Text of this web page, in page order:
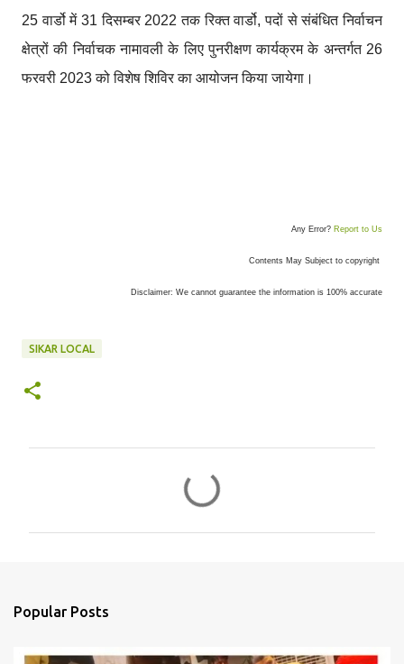
25 वार्डो में 31 दिसम्बर 2022 तक रिक्त वार्डो, पदों से संबंधित निर्वाचन
क्षेत्रों की निर्वाचक नामावली के लिए पुनरीक्षण कार्यक्रम के अन्तर्गत 26
फरवरी 2023 को विशेष शिविर का आयोजन किया जायेगा।
Any Error? Report to Us
Contents May Subject to copyright
Disclaimer: We cannot guarantee the information is 100% accurate
SIKAR LOCAL
s
Popular Posts